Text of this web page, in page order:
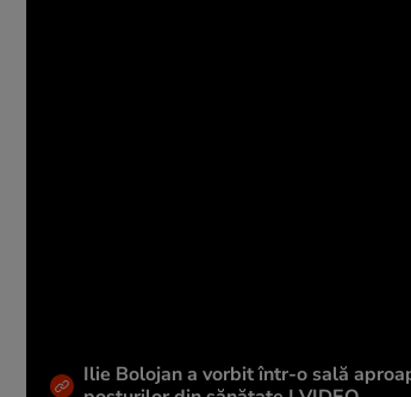
Ilie Bolojan a vorbit într-o sală